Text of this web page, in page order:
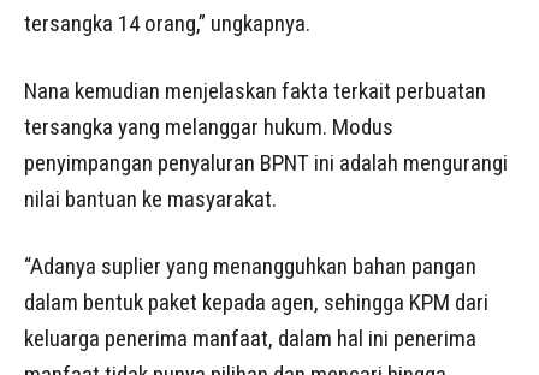
tersangka 14 orang,” ungkapnya.
Nana kemudian menjelaskan fakta terkait perbuatan
tersangka yang melanggar hukum. Modus
penyimpangan penyaluran BPNT ini adalah mengurangi
nilai bantuan ke masyarakat.
“Adanya suplier yang menangguhkan bahan pangan
dalam bentuk paket kepada agen, sehingga KPM dari
keluarga penerima manfaat, dalam hal ini penerima